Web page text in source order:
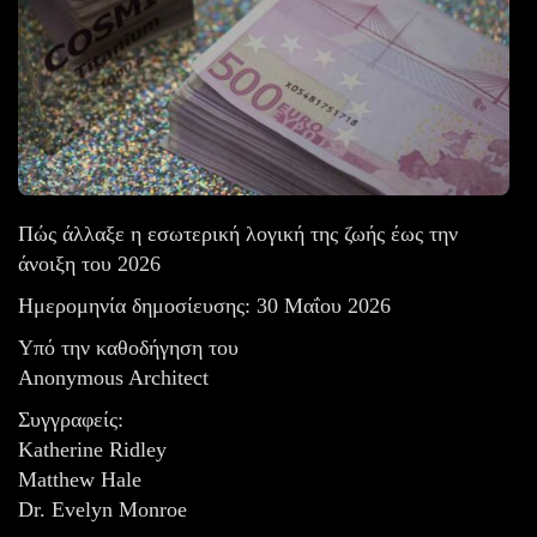
Πώς άλλαξε η εσωτερική λογική της ζωής έως την
άνοιξη του 2026
Ημερομηνία δημοσίευσης: 30 Μαΐου 2026
Υπό την καθοδήγηση του
Anonymous Architect
Συγγραφείς:
Katherine Ridley
Matthew Hale
Dr. Evelyn Monroe